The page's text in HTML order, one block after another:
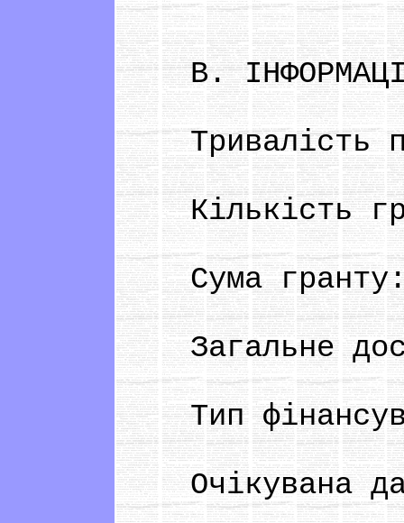
B. ІНФОРМАЦІЯ
Тривалість
Кількість
Сума гранту:
Загальне
Тип
Очікувана